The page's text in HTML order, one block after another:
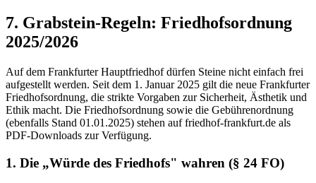
7. Grabstein-Regeln: Friedhofsordnung
2025/2026
Auf dem Frankfurter Hauptfriedhof dürfen Steine nicht einfach frei
aufgestellt werden. Seit dem 1. Januar 2025 gilt die neue Frankfurter
Friedhofsordnung, die strikte Vorgaben zur Sicherheit, Ästhetik und
Ethik macht. Die Friedhofsordnung sowie die Gebührenordnung
(ebenfalls Stand 01.01.2025) stehen auf friedhof-frankfurt.de als
PDF-Downloads zur Verfügung.
1. Die „Würde des Friedhofs" wahren (§ 24 FO)